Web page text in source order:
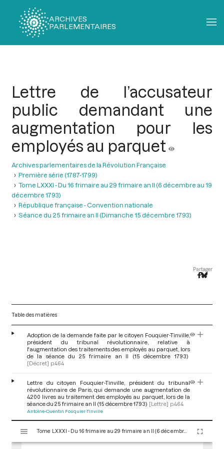
ARCHIVES
PARLEMENTAIRES
Lettre de l’accusateur
public demandant une
augmentation pour les
employés au parquet
Archives parlementaires de la Révolution Française
Première série (1787-1799)
Tome LXXXI - Du 16 frimaire au 29 frimaire an II (6 décembre au 19
décembre 1793)
République française - Convention nationale
Séance du 25 frimaire an II (Dimanche 15 décembre 1793)
Partager
Table des matières
Adoption de la demande faite par le citoyen Fouquier-Tinville,
président du tribunal révolutionnaire, relative à
l'augmentation des traitements des employés au parquet, lors
de la séance du 25 frimaire an II (15 décembre 1793)
[Décret] p.464
Lettre du citoyen Fouquier-Tinville, président du tribunal
révolutionnaire de Paris, qui demande une augmentation de
4.200 livres au traitement des employés au parquet, lors de la
séance du 25 frimaire an II (15 décembre 1793) [Lettre] p.464
Antoine-Quentin Fouquier-Tinville
s
Tome LXXXI - Du 16 frimaire au 29 frimaire an II (6 décembre au 19 décembre 1793)